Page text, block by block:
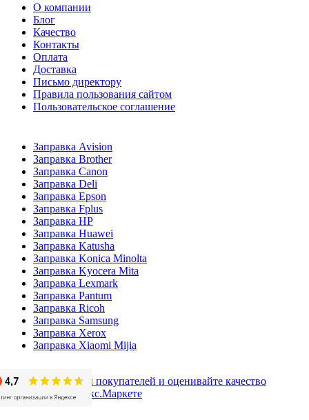
О компании
Блог
Качество
Контакты
Оплата
Доставка
Письмо директору
Правила пользования сайтом
Пользовательское соглашение
Заправка Avision
Заправка Brother
Заправка Canon
Заправка Deli
Заправка Epson
Заправка Fplus
Заправка HP
Заправка Huawei
Заправка Katusha
Заправка Konica Minolta
Заправка Kyocera Mita
Заправка Lexmark
Заправка Pantum
Заправка Ricoh
Заправка Samsung
Заправка Xerox
Заправка Xiaomi Mijia